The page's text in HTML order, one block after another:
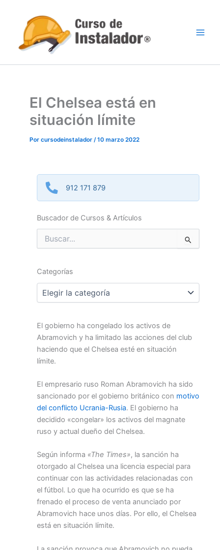
contenido
El Chelsea está en
situación límite
Por cursodeinstalador /10 marzo 2022
912 171 879
Buscador de Cursos & Artículos
Buscar
por:
Categorías
Categorías
El gobierno ha congelado los activos de
Abramovich y ha limitado las acciones del club
haciendo que el Chelsea esté en situación
límite.
El empresario ruso Roman Abramovich ha sido
sancionado por el gobierno británico con motivo
del conflicto Ucrania-Rusia. El gobierno ha
decidido «congelar» los activos del magnate
ruso y actual dueño del Chelsea.
Según informa «The Times», la sanción ha
otorgado al Chelsea una licencia especial para
continuar con las actividades relacionadas con
el fútbol. Lo que ha ocurrido es que se ha
frenado el proceso de venta anunciado por
Abramovich hace unos días. Por ello, el Chelsea
está en situación límite.